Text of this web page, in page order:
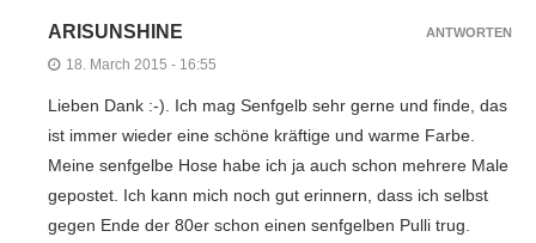
ARISUNSHINE
18. March 2015 - 16:55
Lieben Dank :-). Ich mag Senfgelb sehr gerne und finde, das
ist immer wieder eine schöne kräftige und warme Farbe.
Meine senfgelbe Hose habe ich ja auch schon mehrere Male
gepostet. Ich kann mich noch gut erinnern, dass ich selbst
gegen Ende der 80er schon einen senfgelben Pulli trug.
ANTWORTEN